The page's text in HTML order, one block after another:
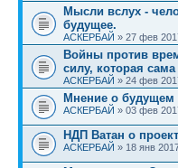
Мысли вслух -
будущее.
АСКЕРБАЙ » 27 фев
Войны против
силу, которая
АСКЕРБАЙ » 24 фев
Мнение о будущем
АСКЕРБАЙ » 03 фев
НДП Ватан о
АСКЕРБАЙ » 18 янв